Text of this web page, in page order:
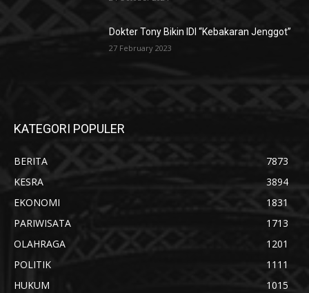
Dokter Tony Bikin IDI “Kebakaran Jenggot”
27 February 2023
KATEGORI POPULER
BERITA
7873
KESRA
3894
EKONOMI
1831
PARIWISATA
1713
OLAHRAGA
1201
POLITIK
1111
HUKUM
1015